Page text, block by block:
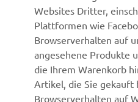
SUPPORT
NEWSLETTER
Erfahre als Erster von den
Websites Dritter,
Plattformen wie
Browserverhalten auf
angesehene Produkte
die Ihrem Warenkorb
Artikel, die Sie gekauft
Browserverhalten auf